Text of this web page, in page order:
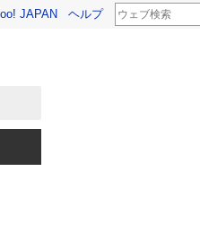
JAPAN ヘルプ